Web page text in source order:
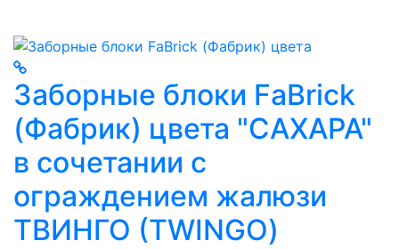
Заборные блоки FaBrick
(Фабрик) цвета "САХАРА"
в сочетании с
ограждением жалюзи
ТВИНГО (TWINGO)